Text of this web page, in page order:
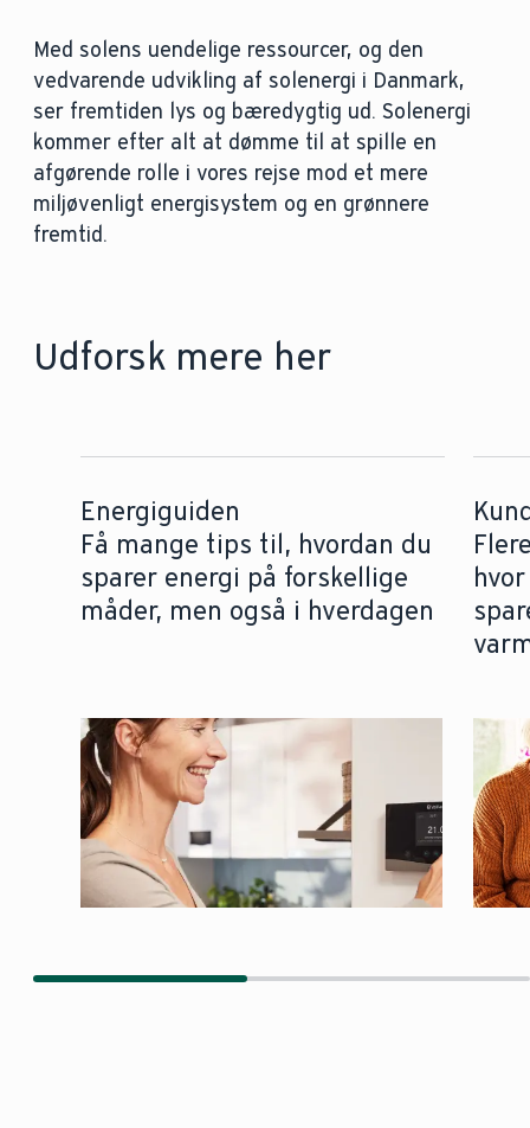
Med solens uendelige ressourcer, og den
vedvarende udvikling af solenergi i Danmark,
ser fremtiden lys og bæredygtig ud. Solenergi
kommer efter alt at dømme til at spille en
afgørende rolle i vores rejse mod et mere
miljøvenligt energisystem og en grønnere
fremtid.
Udforsk mere her
Energiguiden
Få mange tips til, hvordan du
sparer energi på forskellige
måder, men også i hverdagen